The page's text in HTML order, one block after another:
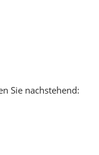
Sie nachstehend: